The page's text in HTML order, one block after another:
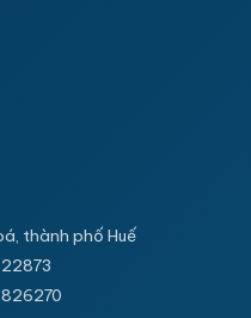
thành phố Huế